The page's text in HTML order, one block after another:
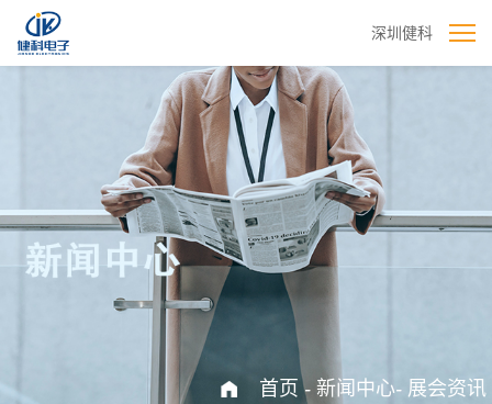
深圳健科
首页- 新闻中心- 展会资讯